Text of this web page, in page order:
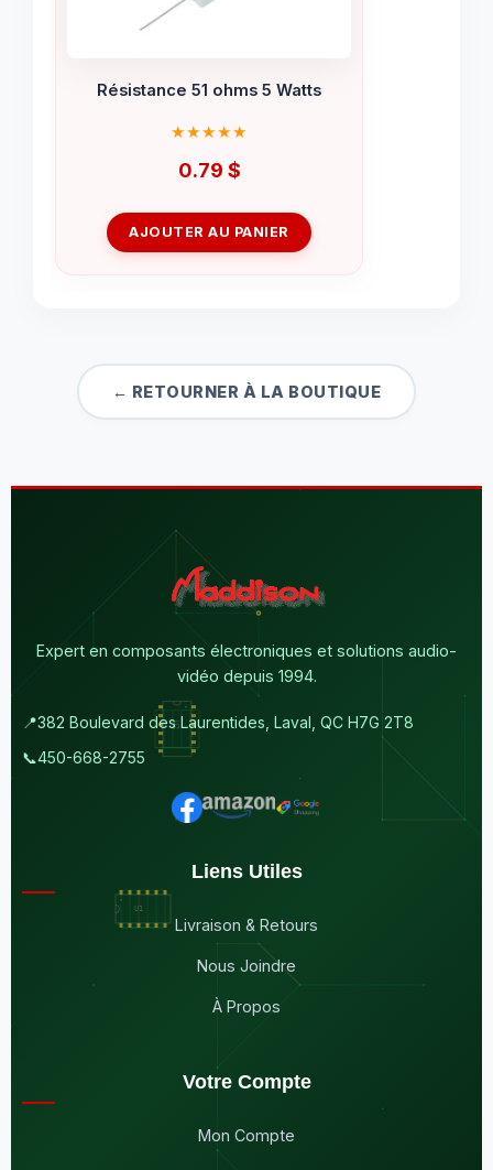
Résistance 51 ohms 5 Watts
0.79 $
AJOUTER AU PANIER
← RETOURNER À LA BOUTIQUE
Expert en composants électroniques et solutions audio-
vidéo depuis 1994.
📍382 Boulevard des Laurentides, Laval, QC H7G 2T8
📞450-668-2755
Liens Utiles
Livraison & Retours
Nous Joindre
À Propos
Votre Compte
Mon Compte